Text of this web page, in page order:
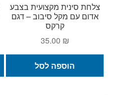
צלחת סינית מקצועית בצבע
אדום עם מקל סיבוב – דגם
קרקס
35.00 ₪
הוספה לסל